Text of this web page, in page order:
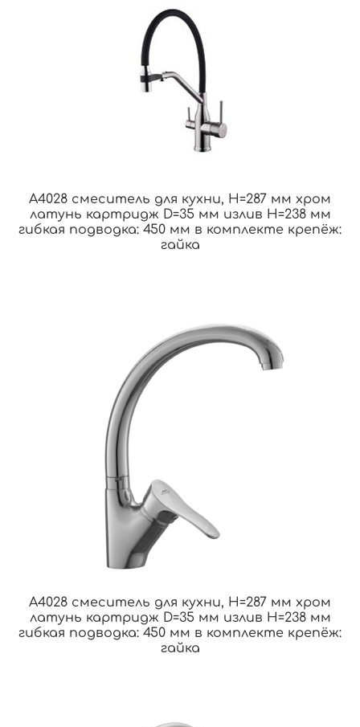
A4028 смеситель для кухни, H=287 мм хром
латунь картридж D=35 мм излив H=238 мм
гибкая подводка: 450 мм в комплекте крепёж:
гайка
A4028 смеситель для кухни, H=287 мм хром
латунь картридж D=35 мм излив H=238 мм
гибкая подводка: 450 мм в комплекте крепёж:
гайка